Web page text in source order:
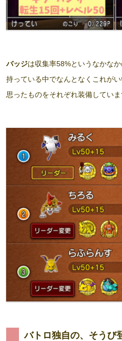
バッジは収集率58%というなかなか
持っている中でなんとなくこれがい
思ったものをそれぞれ装備していま
バトロ独自の、そうび